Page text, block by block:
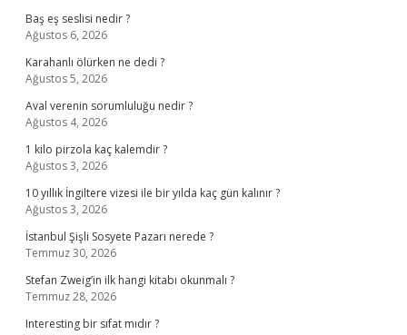
Baş eş seslisi nedir ?
Ağustos 6, 2026
Karahanlı ölürken ne dedi ?
Ağustos 5, 2026
Aval verenin sorumluluğu nedir ?
Ağustos 4, 2026
1 kilo pirzola kaç kalemdir ?
Ağustos 3, 2026
10 yıllık İngiltere vizesi ile bir yılda kaç gün kalınır ?
Ağustos 3, 2026
İstanbul Şişli Sosyete Pazarı nerede ?
Temmuz 30, 2026
Stefan Zweig’in ilk hangi kitabı okunmalı ?
Temmuz 28, 2026
Interesting bir sıfat mıdır ?